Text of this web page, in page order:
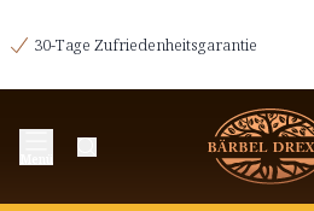
30-Tage Zufriedenheitsgarantie